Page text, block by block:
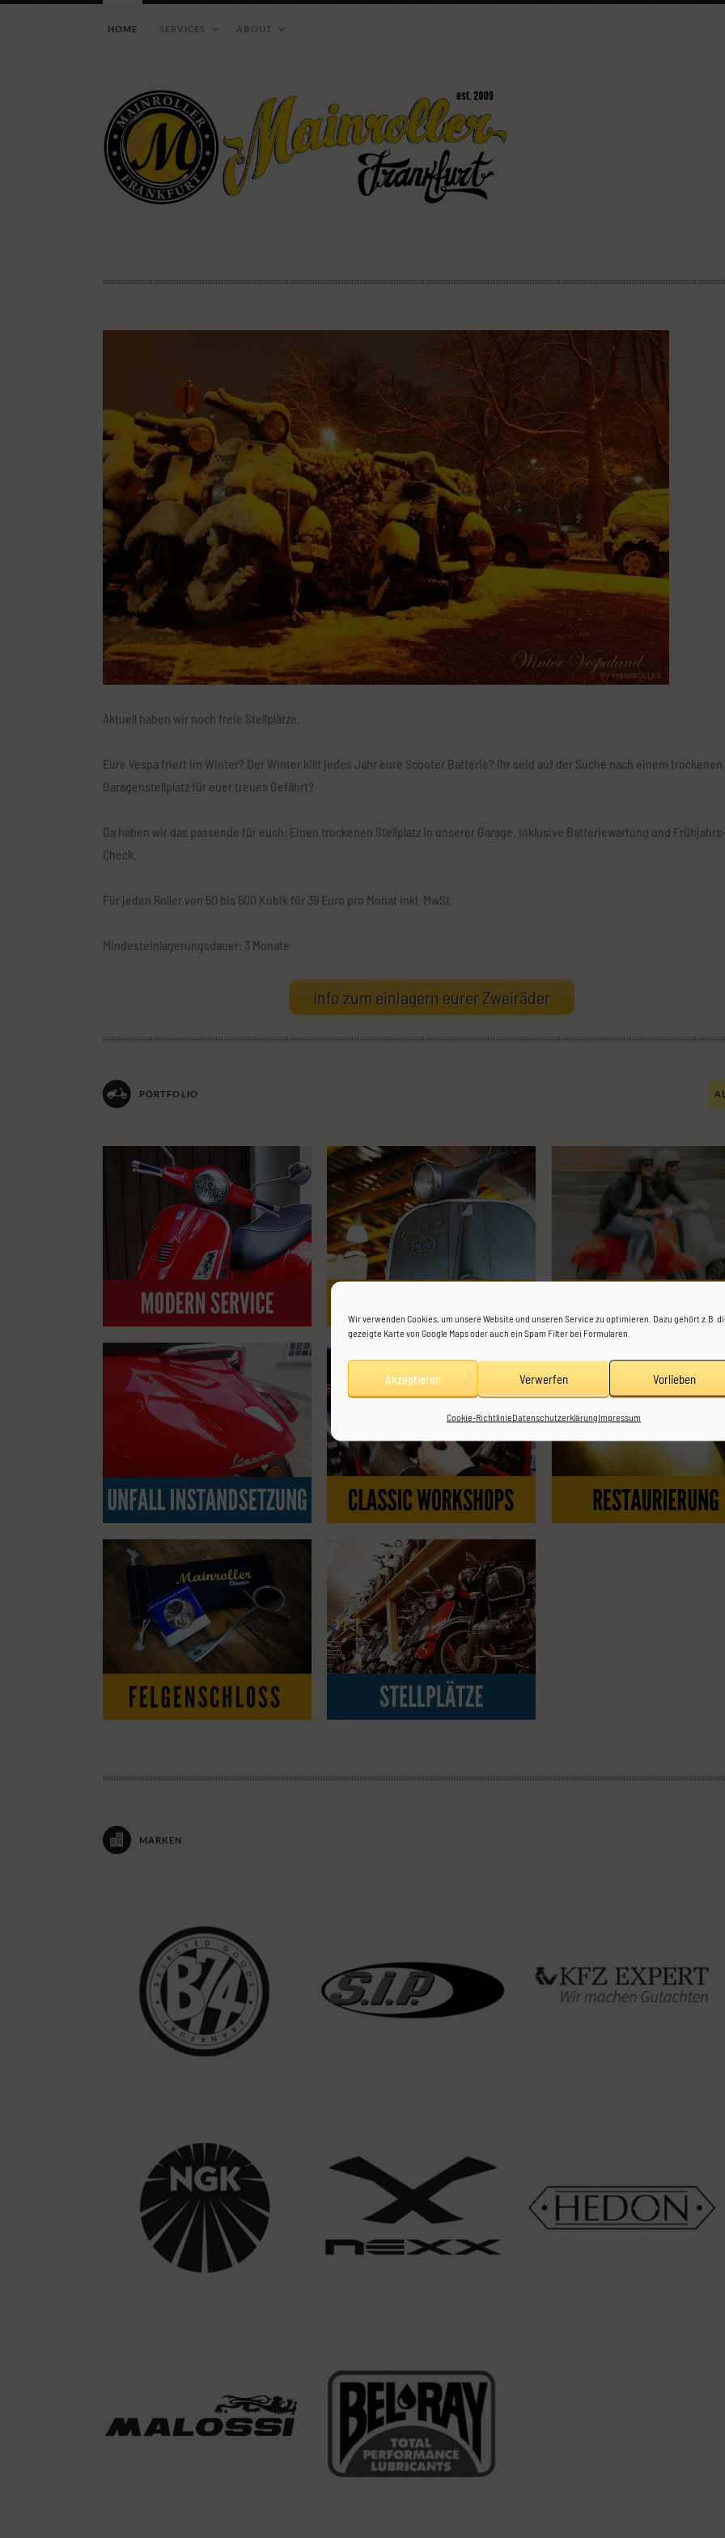
Wir verwenden Cookies, um unsere Website und unseren Service zu optimieren. Dazu gehört z.B.
gezeigte Karte von Google Maps oder auch ein Spam Filter bei Formularen.
Akzeptieren Verwerfen Vorlieben
Cookie-RichtlinieDatenschutzerklärungImpressum
Mit Klick auf die Karte gelangt ihr zur Wegbeschreibung
Nummer oder per E-Mail an
Kontaktformular
Datenschutzerklärung
Impressum
HOME SERVICES ABOUT
Aktuell haben wir noch freie Stellplätze.
Eure Vespa friert im Winter? Der Winter killt jedes Jahr eure Scooter Batterie? Ihr seid auf der Suche nach einem trockenen
Garagenstellplatz für euer treues Gefährt?
Da haben wir das passende für euch: Einen trockenen Stellplatz in unserer Garage. Inklusive Batteriewartung und
Check.
Für jeden Roller von 50 bis 500 Kubik für 39 Euro pro Monat inkl. MwSt.
Mindesteinlagerungsdauer: 3 Monate
Info zum einlagern eurer Zweiräder
PORTFOLIO
MARKEN